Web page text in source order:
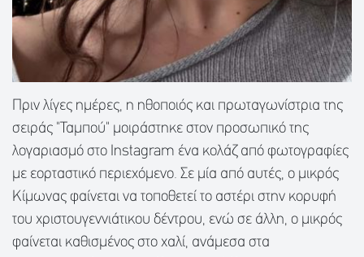
Πριν λίγες ημέρες, η ηθοποιός και πρωταγωνίστρια της
σειράς "Ταμπού" μοιράστηκε στον προσωπικό της
λογαριασμό στο Instagram ένα κολάζ από φωτογραφίες
με εορταστικό περιεχόμενο. Σε μία από αυτές, ο μικρός
Κίμωνας φαίνεται να τοποθετεί το αστέρι στην κορυφή
του χριστουγεννιάτικου δέντρου, ενώ σε άλλη, ο μικρός
φαίνεται καθισμένος στο χαλί, ανάμεσα στα